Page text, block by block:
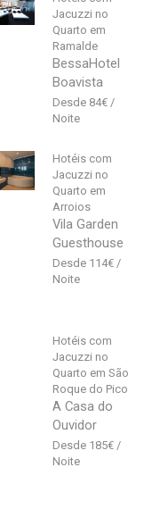
Jacuzzi no
Quarto em
Ramalde
BessaHotel
Boavista
84€
Hotéis com
Jacuzzi no
Quarto em
Arroios
Vila Garden
Guesthouse
114€
Hotéis com
Jacuzzi no
Quarto em São
Roque do Pico
A Casa do
Ouvidor
185€